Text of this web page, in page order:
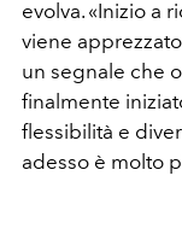
evolva. «Inizio a
viene
un segnale che
finalmente
flessibilità e
adesso è molto